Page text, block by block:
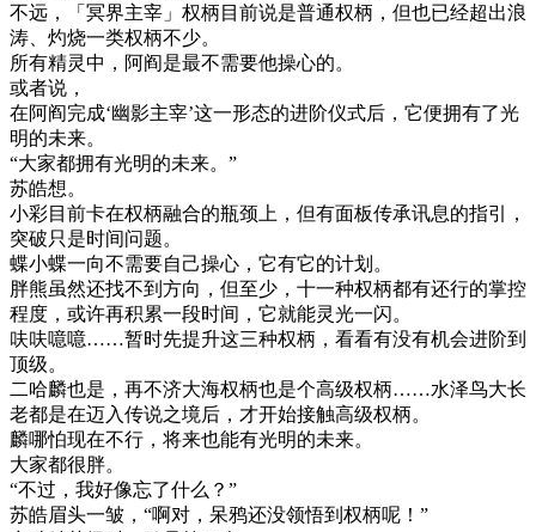
不远，「冥界主宰」权柄目前说是普通权柄，但也已经超出浪
涛、灼烧一类权柄不少。
所有精灵中，阿阎是最不需要他操心的。
或者说，
在阿阎完成‘幽影主宰’这一形态的进阶仪式后，它便拥有了光
明的未来。
“大家都拥有光明的未来。”
苏皓想。
小彩目前卡在权柄融合的瓶颈上，但有面板传承讯息的指引，
突破只是时间问题。
蝶小蝶一向不需要自己操心，它有它的计划。
胖熊虽然还找不到方向，但至少，十一种权柄都有还行的掌控
程度，或许再积累一段时间，它就能灵光一闪。
呋呋噫噫……暂时先提升这三种权柄，看看有没有机会进阶到
顶级。
二哈麟也是，再不济大海权柄也是个高级权柄……水泽鸟大长
老都是在迈入传说之境后，才开始接触高级权柄。
麟哪怕现在不行，将来也能有光明的未来。
大家都很胖。
“不过，我好像忘了什么？”
苏皓眉头一皱，“啊对，呆鸦还没领悟到权柄呢！”